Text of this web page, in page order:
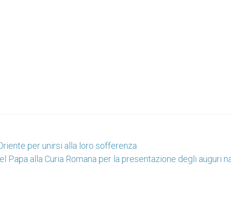
per unirsi alla loro sofferenza
Papa alla Curia Romana per la presentazione degli auguri